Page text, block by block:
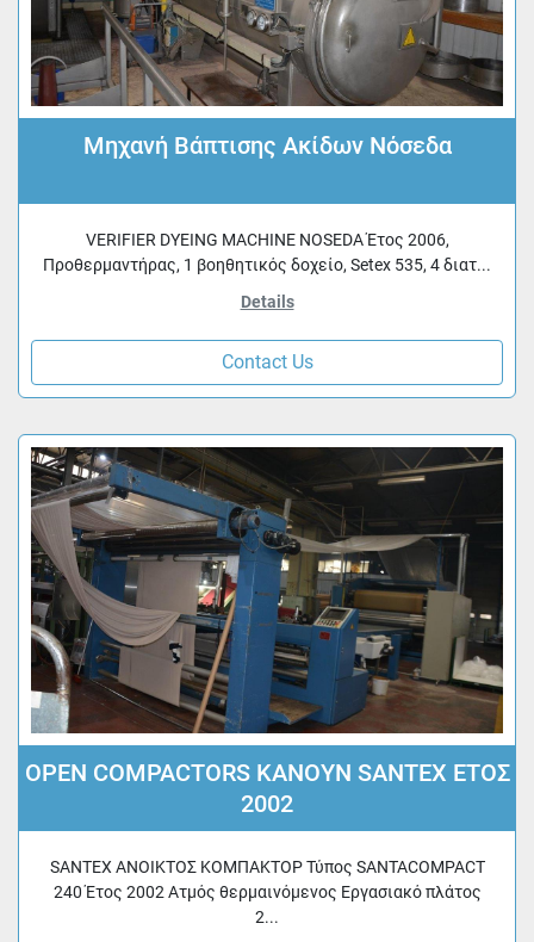
Μηχανή Βάπτισης Ακίδων Νόσεδα
VERIFIER DYEING MACHINE NOSEDA Έτος 2006,
Προθερμαντήρας, 1 βοηθητικός δοχείο, Setex 535, 4 διατ...
Details
Contact Us
OPEN COMPACTORS ΚΑΝΟΥΝ SANTEX ΕΤΟΣ
2002
SANTEX ΑΝΟΙΚΤΟΣ ΚΟΜΠΑΚΤΟΡ Τύπος SANTACOMPACT
240 Έτος 2002 Ατμός θερμαινόμενος Εργασιακό πλάτος
2...